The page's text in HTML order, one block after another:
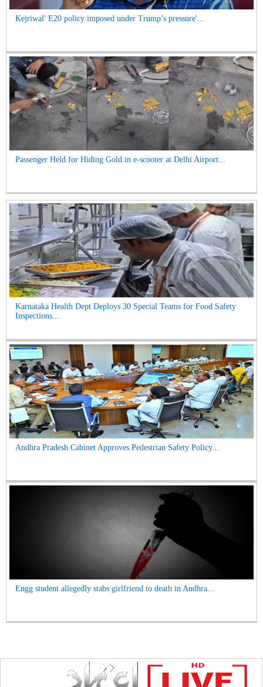
Kejriwal' E20 policy imposed under Trump’s pressure'...
Passenger Held for Hiding Gold in e-scooter at Delhi Airport...
Karnataka Health Dept Deploys 30 Special Teams for Food Safety
Inspections...
Andhra Pradesh Cabinet Approves Pedestrian Safety Policy...
Engg student allegedly stabs girlfriend to death in Andhra...